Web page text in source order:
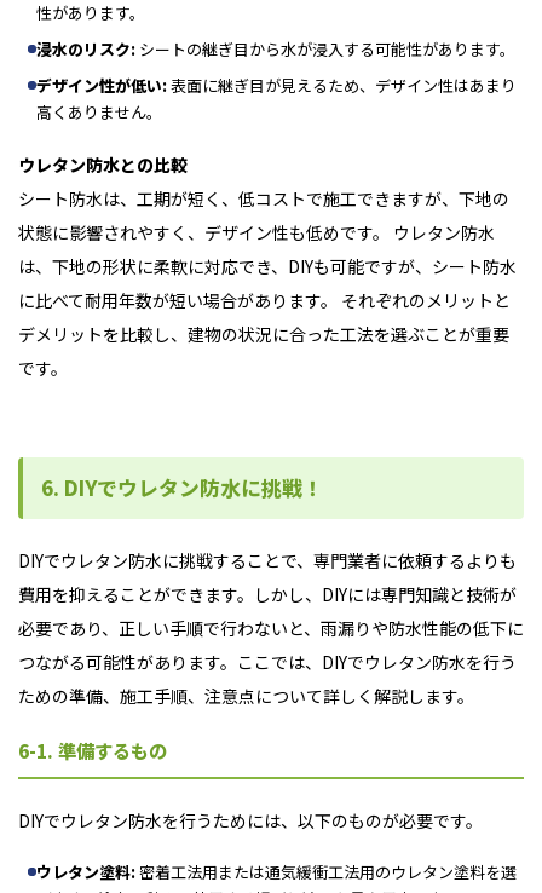
性があります。
浸水のリスク: シートの継ぎ目から水が浸入する可能性があります。
デザイン性が低い:表面に継ぎ目が見えるため、デザイン性はあまり
高くありません。
ウレタン防水との比較
シート防水は、工期が短く、低コストで施工できますが、下地の
状態に影響されやすく、デザイン性も低めです。 ウレタン防水
は、下地の形状に柔軟に対応でき、DIYも可能ですが、シート防水
に比べて耐用年数が短い場合があります。 それぞれのメリットと
デメリットを比較し、建物の状況に合った工法を選ぶことが重要
です。
6. DIYでウレタン防水に挑戦！
DIYでウレタン防水に挑戦することで、専門業者に依頼するよりも
費用を抑えることができます。しかし、DIYには専門知識と技術が
必要であり、正しい手順で行わないと、雨漏りや防水性能の低下に
つながる可能性があります。ここでは、DIYでウレタン防水を行う
ための準備、施工手順、注意点について詳しく解説します。
6-1. 準備するもの
DIYでウレタン防水を行うためには、以下のものが必要です。
ウレタン塗料:密着工法用または通気緩衝工法用のウレタン塗料を選